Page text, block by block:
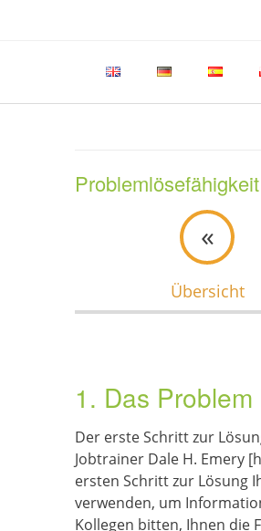
Problemlösefähigkeit
«
Übersicht
1. Das
Der erste Schritt zur
Jobtrainer Dale H. Emery
ersten Schritt zur Lösung
verwenden, um
Kollegen bitten, Ihnen die